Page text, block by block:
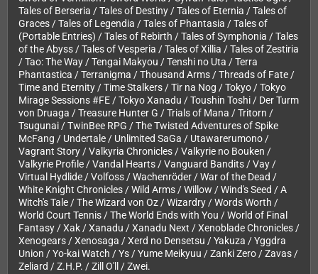
Tales of Berseria / Tales of Destiny / Tales of Eternia / Tales of
Graces / Tales of Legendia / Tales of Phantasia / Tales of
(Portable Entries) / Tales of Rebirth / Tales of Symphonia / Tales
of the Abyss / Tales of Vesperia / Tales of Xillia / Tales of Zestiria
/ Tao: The Way / Tengai Makyou / Tenshi no Uta / Terra
Phantastica / Terranigma / Thousand Arms / Threads of Fate /
Time and Eternity / Time Stalkers / Tir na Nog / Tokyo / Tokyo
Mirage Sessions #FE / Tokyo Xanadu / Toushin Toshi / Der Turm
von Druaga / Treasure Hunter G / Trials of Mana / Tritorn /
Tsugunai / TwinBee RPG / The Twisted Adventures of Spike
McFang / Undertale / Unlimited SaGa / Utawarerumono /
Vagrant Story / Valkyria Chronicles / Valkyrie no Bouken /
Valkyrie Profile / Vandal Hearts / Vanguard Bandits / Vay /
Virtual Hydlide / Volfoss / Wachenröder / War of the Dead /
White Knight Chronicles / Wild Arms / Willow / Wind's Seed / A
Witch's Tale / The Wizard von Oz / Wizardry / Words Worth /
World Court Tennis / The World Ends with You / World of Final
Fantasy / Xak / Xanadu / Xanadu Next / Xenoblade Chronicles /
Xenogears / Xenosaga / Xerd no Densetsu / Yakuza / Yggdra
Union / Yo-kai Watch / Ys / Yume Meikyuu / Zanki Zero / Zavas /
Zeliard / Z.H.P. / Zill O'll / Zwei.